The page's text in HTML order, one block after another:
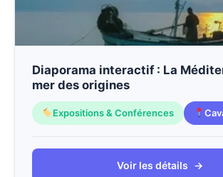
Diaporama interactif : La
mer des origines
Expositions & Conférences
Voir les détails →